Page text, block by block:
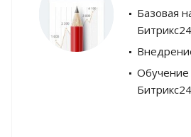
Базовая
Битрикс24
Битрикс24